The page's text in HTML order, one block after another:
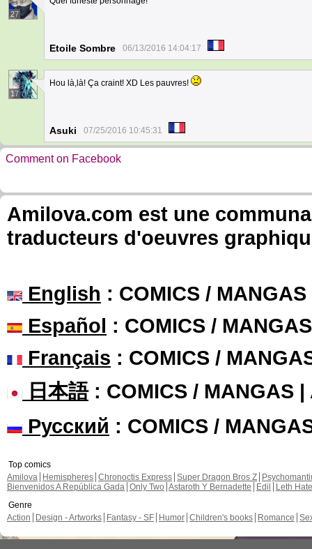
27
Etoile Sombre 06/13/2016 14:04:17
17
Hou là,là! Ça craint! XD Les pauvres!
Asuki 07/25/2016 10:45:31
Comment on Facebook
Amilova.com est une
traducteurs d'oeuvres
English : COMICS /
Español : COMICS /
Français : COMICS /
日本語: COMICS / MANGAS |
Русский : COMICS /
Top comics
Amilova
Hemispheres Chronoctis Express Super Dragon Bros Z
Bienvenidos A República Gada Only Two Astaroth Y Bernadette Edil
Leth Hate
Genre
Action
Design - Artworks Fantasy - SF Humor Children's books Romance